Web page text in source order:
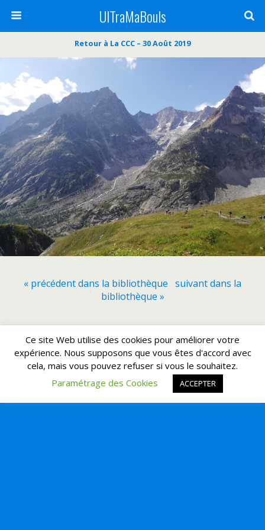
UlTraMaBouls
Retour à La CCC – 30 Août 2019
« précédent dans la bibliothèque suivant dans la
bibliothèque »
Retour au début
Mobile Bureau
Ce site Web utilise des cookies pour améliorer votre
expérience. Nous supposons que vous êtes d'accord avec
cela, mais vous pouvez refuser si vous le souhaitez.
Paramétrage des Cookies
ACCEPTER